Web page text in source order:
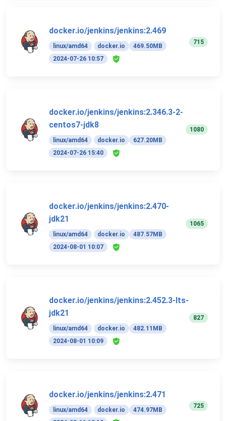
docker.io/jenkins/jenkins:2.469
linux/amd64 docker.io
469.50MB
2024-07-26 10:57
715
docker.io/jenkins/jenkins:2.346.3-2-
centos7-jdk8
linux/amd64 docker.io
627.20MB
2024-07-26 15:40
1080
docker.io/jenkins/jenkins:2.470-
jdk21
linux/amd64 docker.io
487.57MB
2024-08-01 10:07
1065
docker.io/jenkins/jenkins:2.452.3-lts-
jdk21
linux/amd64 docker.io
482.11MB
2024-08-01 10:09
827
docker.io/jenkins/jenkins:2.471
linux/amd64 docker.io
474.97MB
725